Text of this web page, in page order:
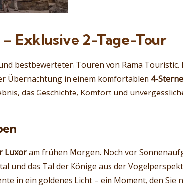
Exklusive 2-Tage-Tour
bestbewerteten Touren von Rama Touristic.
Übernachtung in einem komfortablen 4-
das Geschichte, Komfort und
Luxoram frühen Morgen. Noch vor
und das Tal der Könige aus der
in ein goldenes Licht – ein Moment, den Sie